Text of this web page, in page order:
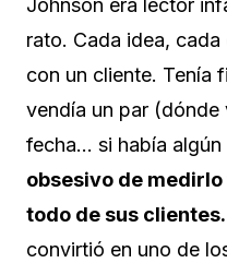
Johnson era lector
rato. Cada idea,
con un cliente. Tenía
vendía un par (dónde
fecha… si había
obsesivo de
todo de sus
convirtió en uno de